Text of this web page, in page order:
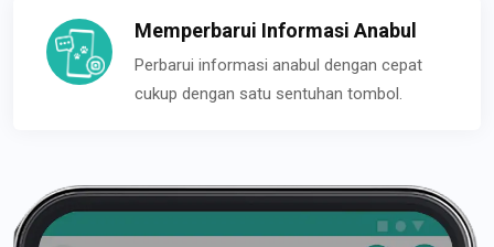
Memperbarui Informasi Anabul
Perbarui informasi anabul dengan cepat
cukup dengan satu sentuhan tombol.